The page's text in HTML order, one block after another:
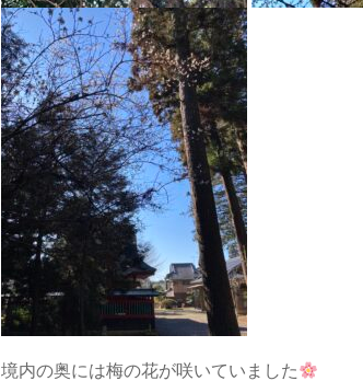
境内の奥には梅の花が咲いていました